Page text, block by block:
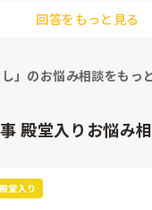
くださいね。回答をもっと見る
し」のお悩み相談をもっ
殿堂入りお悩み
堂入り